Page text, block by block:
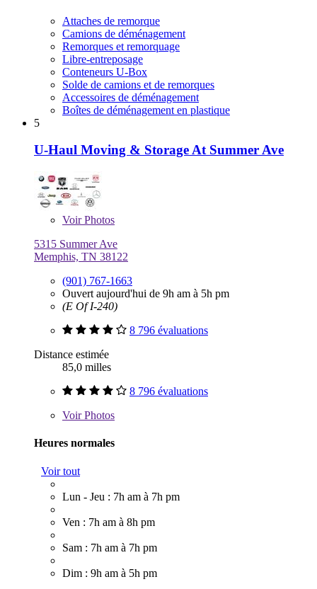
Attaches de remorque
Camions de déménagement
Remorques et remorquage
Libre-entreposage
Conteneurs U-Box
Solde de camions et de remorques
Accessoires de déménagement
Boîtes de déménagement en plastique
5
U-Haul Moving & Storage At Summer Ave
VoirPhotos
5315 Summer Ave
Memphis, TN 38122
(901) 767-1663
Ouvert aujourd'hui de 9h am à 5h pm
(E Of I-240)
8 796 évaluations
Distance estimée
85,0 milles
8 796 évaluations
VoirPhotos
Heures normales
Voir tout
Lun - Jeu : 7h am à 7h pm
Ven : 7h am à 8h pm
Sam : 7h am à 7h pm
Dim : 9h am à 5h pm